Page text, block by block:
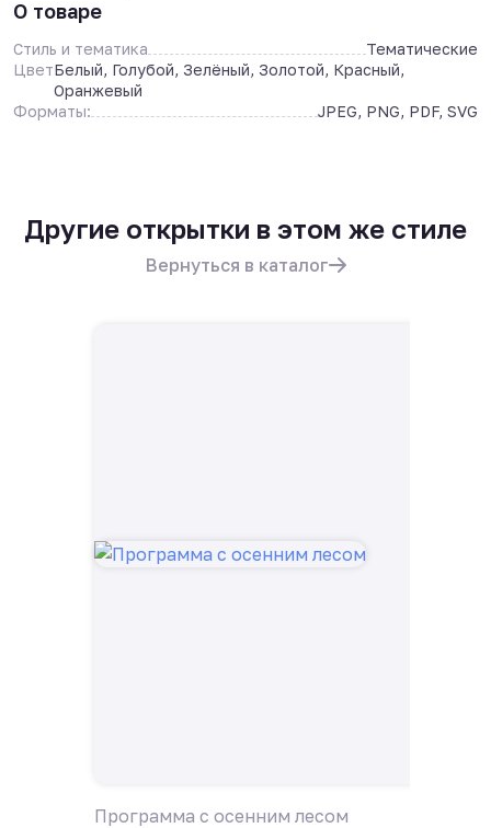
О товаре
Стиль и тематика
Тематические
ЦветБелый, Голубой, Зелёный, Золотой, Красный,
Оранжевый
Форматы:
JPEG, PNG, PDF, SVG
Другие открытки в этом же стиле
Вернуться в каталог
Программа с осенним лесом